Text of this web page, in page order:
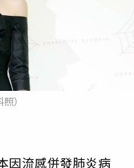
）
因流感併發肺炎病